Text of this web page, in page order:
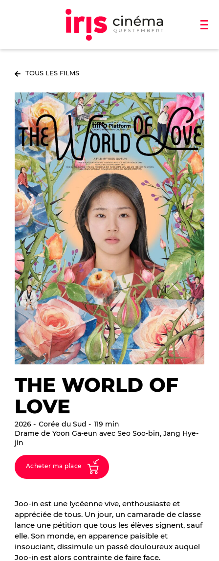
TOUS LES FILMS
THE WORLD OF
LOVE
2026 Corée du Sud
119 min
Drame de Yoon Ga-eun avec Seo Soo-bin, Jang Hye-
jin
Acheter ma place
Joo-in est une lycéenne vive, enthousiaste et
appréciée de tous. Un jour, un camarade de classe
lance une pétition que tous les élèves signent, sauf
elle. Son monde, en apparence paisible et
insouciant, dissimule un passé douloureux auquel
Joo-in est alors contrainte de faire face.